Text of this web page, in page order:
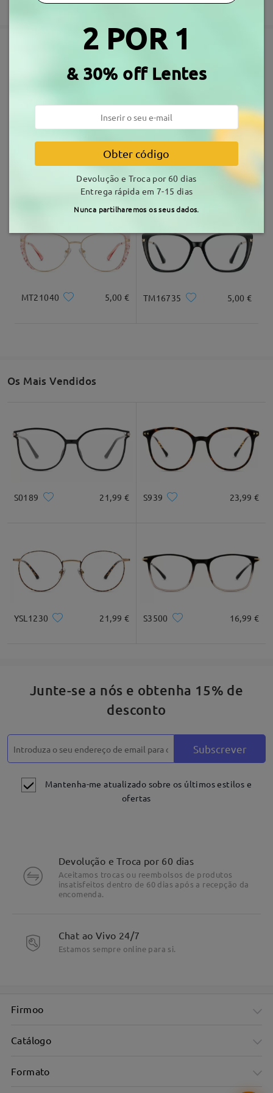
Armações Similares
8,99 € M91396 16,99 €
MT21040 5,00 € TM16735 5,00 €
Os Mais Vendidos
S0189 21,99 € S939 23,99 €
YSL1230 21,99 € S3500 16,99 €
Junte-se a nós e obtenha 15% de
desconto
Subscrever
Mantenha-me atualizado sobre os últimos estilos e
ofertas
Devolução e Troca por 60 dias
Aceitamos trocas ou reembolsos de produtos
insatisfeitos dentro de 60 dias após a recepção da
encomenda.
Chat ao Vivo 24/7
Estamos sempre online para si.
Firmoo
Catálogo
Formato
2 POR 1
& 30% off Lentes
Obter código
Devolução e Troca por 60 dias
Entrega rápida em 7-15 dias
Nunca partilharemos os seus dados.